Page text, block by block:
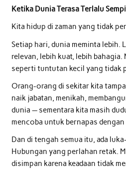
Ketika Dunia Terasa Terlalu
Kita hidup di zaman yang tidak
Setiap hari, dunia meminta lebih.
relevan, lebih kuat, lebih
seperti tuntutan kecil yang tidak
Orang-orang di sekitar kita
naik jabatan, menikah,
dunia — sementara kita masih
mencoba untuk bernapas dengan
Dan di tengah semua itu, ada
Hubungan yang perlahan retak.
disimpan karena keadaan tidak